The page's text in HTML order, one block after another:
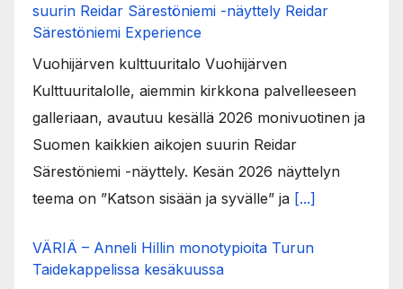
suurin Reidar Särestöniemi -näyttely Reidar
Särestöniemi Experience
Vuohijärven kulttuuritalo Vuohijärven
Kulttuuritalolle, aiemmin kirkkona palvelleeseen
galleriaan, avautuu kesällä 2026 monivuotinen ja
Suomen kaikkien aikojen suurin Reidar
Särestöniemi -näyttely. Kesän 2026 näyttelyn
teema on ”Katson sisään ja syvälle” ja [...]
VÄRIÄ – Anneli Hillin monotypioita Turun
Taidekappelissa kesäkuussa